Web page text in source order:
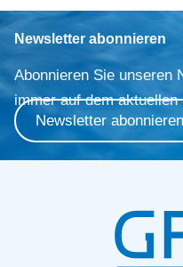
Newsletter abonnieren
Abonnieren Sie unseren
immer auf dem aktuellen
Newsletter abonnieren